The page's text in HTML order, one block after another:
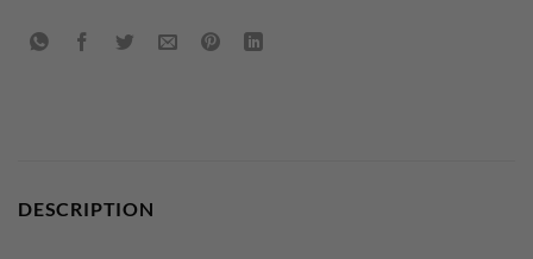
DESCRIPTION